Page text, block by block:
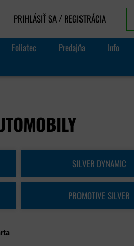
PRIHLÁSIŤ SA / REGISTRÁCIA
Foliatec Predajňa Info
SILVER DYNAMIC
PROMOTIVE SILVER